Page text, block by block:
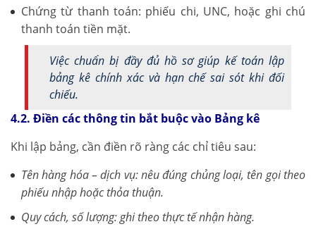
Chứng từ thanh toán: phiếu chi, UNC, hoặc ghi chú
thanh toán tiền mặt.
Việc chuẩn bị đầy đủ hồ sơ giúp kế toán lập
bảng kê chính xác và hạn chế sai sót khi đối
chiếu.
4.2. Điền các thông tin bắt buộc vào Bảng kê
Khi lập bảng, cần điền rõ ràng các chỉ tiêu sau:
Tên hàng hóa – dịch vụ: nêu đúng chủng loại, tên gọi theo
phiếu nhập hoặc thỏa thuận.
Quy cách, số lượng: ghi theo thực tế nhận hàng.